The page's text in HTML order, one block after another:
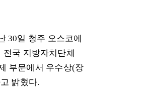
30일 청주 오스코에
전국 지방자치단체
부문에서 우수상(장
밝혔다.